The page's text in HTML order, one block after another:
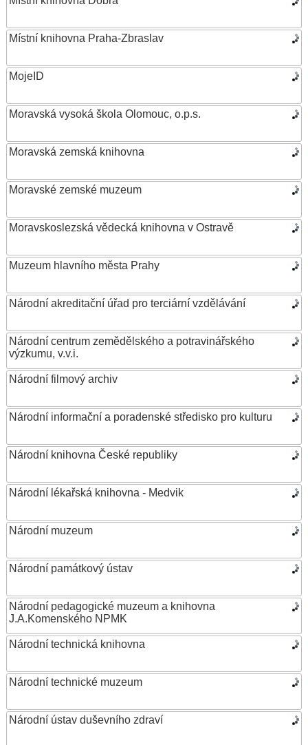
Místní knihovna Praha-Zbraslav
MojeID
Moravská vysoká škola Olomouc, o.p.s.
Moravská zemská knihovna
Moravské zemské muzeum
Moravskoslezská vědecká knihovna v Ostravě
Muzeum hlavního města Prahy
Národní akreditační úřad pro terciární vzdělávání
Národní centrum zemědělského a potravinářského
výzkumu, v.v.i.
Národní filmový archiv
Národní informační a poradenské středisko pro kulturu
Národní knihovna České republiky
Národní lékařská knihovna - Medvik
Národní muzeum
Národní památkový ústav
Národní pedagogické muzeum a knihovna
J.A.Komenského NPMK
Národní technická knihovna
Národní technické muzeum
Národní ústav duševního zdraví